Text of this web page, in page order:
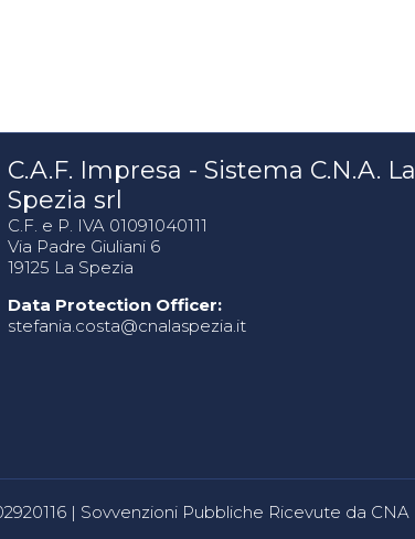
C.A.F. Impresa - Sistema C.N.A. La
Spezia srl
C.F. e P. IVA 01091040111
Via Padre Giuliani 6
19125 La Spezia
Data Protection Officer:
stefania.costa@cnalaspezia.it
| Sovvenzioni Pubbliche Ricevute da CNA